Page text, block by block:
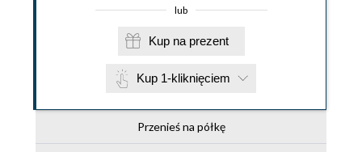
lub
Kup na prezent
Kup 1-kliknięciem
Przenieś na półkę